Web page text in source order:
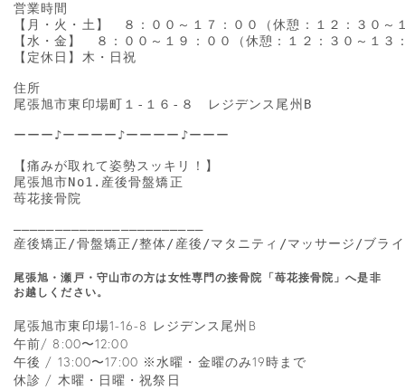
営業時間
【月・火・土】　８：００～１７：００（休憩：１２：３０～
【水・金】　８：００～１９：００（休憩：１２：３０～１３
【定休日】木・日祝
住所
尾張旭市東印場町１-１６-８　レジデンス尾州B
ーーー♪ーーーー♪ーーーー♪ーーー
【痛みが取れて姿勢スッキリ！】
尾張旭市No1.産後骨盤矯正
苺花接骨院
―――――――――――――――――――――――
産後矯正/骨盤矯正/整体/産後/マタニティ/マッサージ/ブラ
尾張旭・瀬戸・守山市の方は女性専門の接骨院「苺花接骨院」へ是非
お越しください。
尾張旭市東印場1-16-8 レジデンス尾州B
午前/ 8:00〜12:00
午後 / 13:00〜17:00 ※水曜・金曜のみ19時まで
休診 / 木曜・日曜・祝祭日